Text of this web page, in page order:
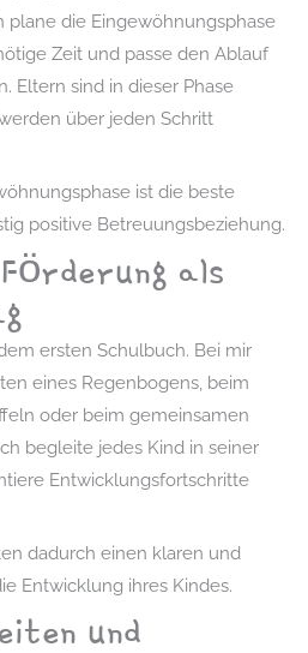
plane die Eingewöhnungsphase
Zeit und passe den Ablauf
Eltern sind in dieser Phase
über jeden Schritt
ist die beste
positive Betreuungsbeziehung.
als
ersten Schulbuch. Bei mir
eines Regenbogens, beim
oder beim gemeinsamen
begleite jedes Kind in seiner
Entwicklungsfortschritte
dadurch einen klaren und
Entwicklung ihres Kindes.
und